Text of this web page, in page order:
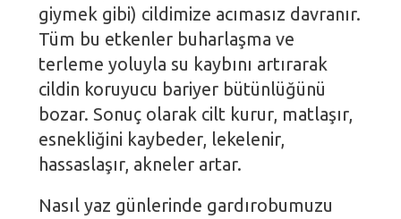
giymek gibi) cildimize acımasız davranır.
Tüm bu etkenler buharlaşma ve
terleme yoluyla su kaybını artırarak
cildin koruyucu bariyer bütünlüğünü
bozar. Sonuç olarak cilt kurur, matlaşır,
esnekliğini kaybeder, lekelenir,
hassaslaşır, akneler artar.
Nasıl yaz günlerinde gardırobumuzu